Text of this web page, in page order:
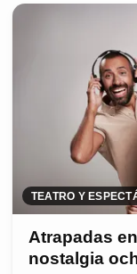
TEATRO Y
Atrapadas
nostalgia